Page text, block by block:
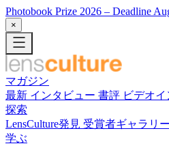
Photobook Prize 2026 – Deadline
×
マガジン
最新 インタビュー 書評 ビデオ
探索
LensCulture発見 受賞者ギャラリー
学ぶ